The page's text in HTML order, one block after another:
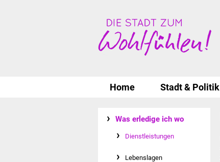
Home Stadt & Politik
Was erledige ich wo
Dienstleistungen
Lebenslagen